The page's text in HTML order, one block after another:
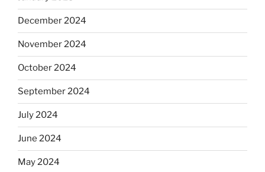
December 2024
November 2024
October 2024
September 2024
July 2024
June 2024
May 2024